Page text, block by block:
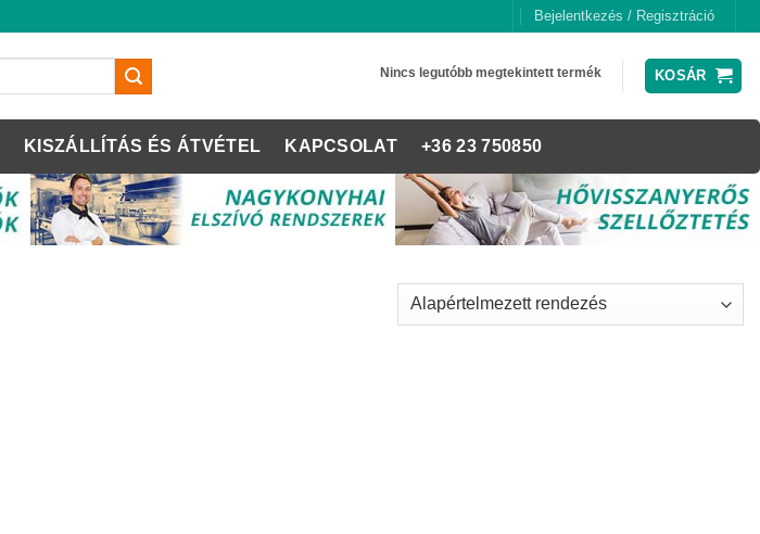
Bejelentkezés / Regisztráció
Nincs legutóbb megtekintett termék KOSÁR
KISZÁLLÍTÁS ÉS ÁTVÉTEL KAPCSOLAT +36 23 750850